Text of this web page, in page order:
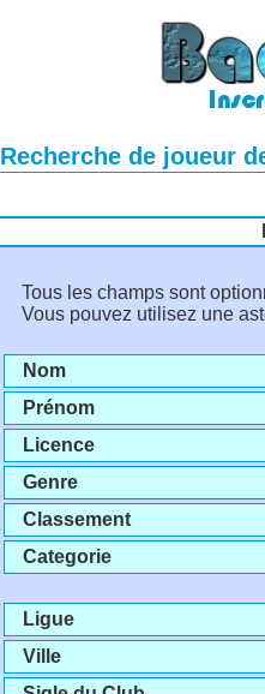
Recherche de joueur
Tous les champs sont
Vous pouvez utilisez une
Nom
Prénom
Licence
Genre
Classement
Categorie
Ligue
Ville